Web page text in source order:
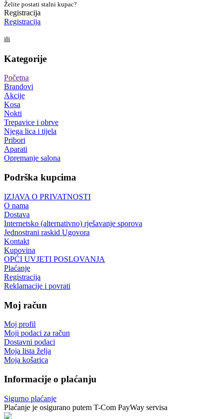
Želite postati stalni kupac?
Registracija
Registracija
ili
Kategorije
Početna
Brandovi
Akcije
Kosa
Nokti
Trepavice i obrve
Njega lica i tijela
Pribori
Aparati
Opremanje salona
Podrška kupcima
IZJAVA O PRIVATNOSTI
O nama
Dostava
Internetsko (alternativno) rješavanje sporova
Jednostrani raskid Ugovora
Kontakt
Kupovina
OPĆI UVJETI POSLOVANJA
Plaćanje
Registracija
Reklamacije i povrati
Moj račun
Moj profil
Moji podaci za račun
Dostavni podaci
Moja lista želja
Moja košarica
Informacije o plaćanju
Sigurno plaćanje
Plaćanje je osigurano putem T-Com PayWay servisa